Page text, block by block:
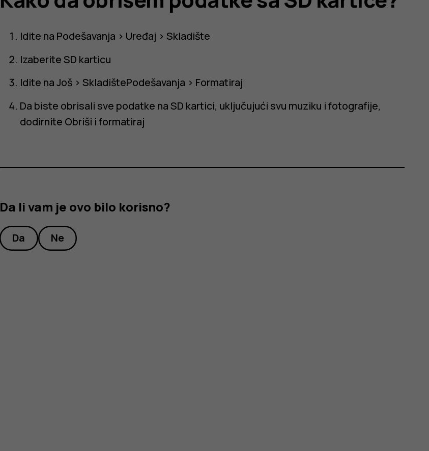
Idite na Podešavanja > Uređaj >Skladište
Izaberite SD karticu
Idite naJoš >SkladištePodešavanja > Formatiraj
Da biste obrisali sve podatke na SD kartici, uključujući svu muziku i fotografije,
dodirnite Obriši i formatiraj
Da li vam je ovo bilo korisno?
Da Ne